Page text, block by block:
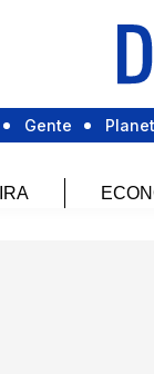
Gente